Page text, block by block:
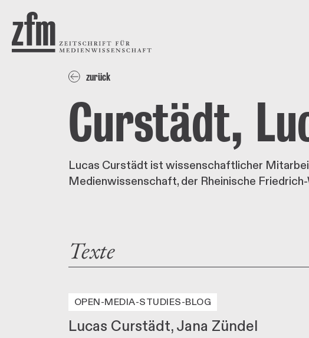
ZEITSCHRIFT FÜR
MEDIENWISSENSCHAFT
zurück
Curstädt,
Lucas Curstädt ist wissenschaftlicher
Medienwissenschaft, der Rheinische
Texte
OPEN-MEDIA-STUDIES-BLOG
Lucas Curstädt Jana Zündel